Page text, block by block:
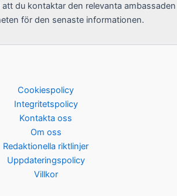
du kontaktar den relevanta ambassaden
för den senaste informationen.
Cookiespolicy
Integritetspolicy
Kontakta oss
Om oss
Redaktionella riktlinjer
Uppdateringspolicy
Villkor